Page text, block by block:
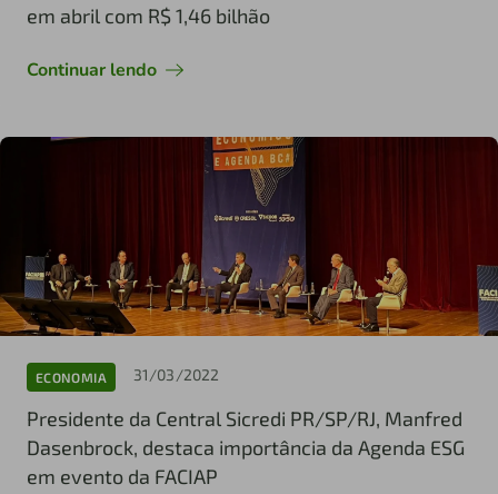
em abril com R$ 1,46 bilhão
Continuar lendo
ECONOMIA 31/03/2022
Presidente da Central Sicredi PR/SP/RJ, Manfred
Dasenbrock, destaca importância da Agenda ESG
em evento da FACIAP